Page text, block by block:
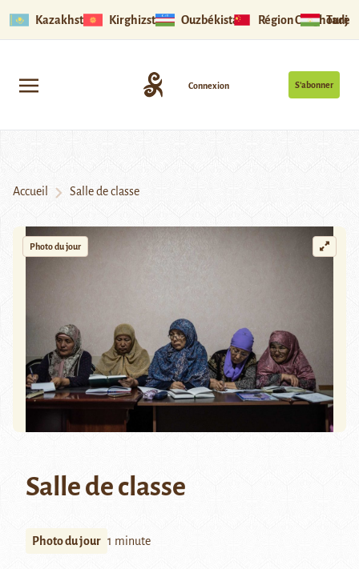
Kazakhstan Kirghizstan Ouzbékistan Région Ouïghoure
S’abonner
Connexion
Accueil Salle de classe
Photo du jour
Salle de classe
Photo du jour 1 minute